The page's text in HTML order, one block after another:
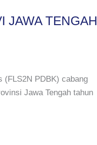
JAWA TENGAH
PDBK) cabang
Jawa Tengah tahun